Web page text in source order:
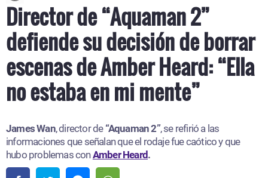
Director de “Aquaman 2”
defiende su decisión de borrar
escenas de Amber Heard: “Ella
no estaba en mi mente”
James Wan, director de“Aquaman 2”, se refirió a las
informaciones que señalan que el rodaje fue caótico y que
hubo problemas conAmber Heard.